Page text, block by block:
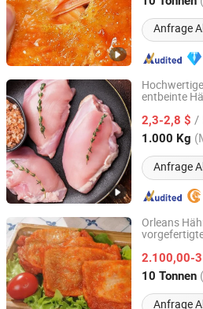
Anfrage
entbeinte
2,3-2,8 $ /
1.000 Kg
Anfrage
YANTAI LAN RUI FOOD IMPORT
Shandong, China
Orleans
2.100,00-
10 Tonnen
Anfrage
Pintong International Trade
Shandong, China